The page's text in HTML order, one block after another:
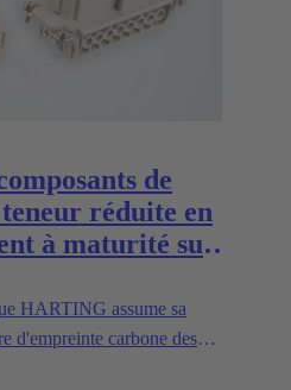
de
réduite en
à maturité sur
HARTING assume sa
d'empreinte carbone des